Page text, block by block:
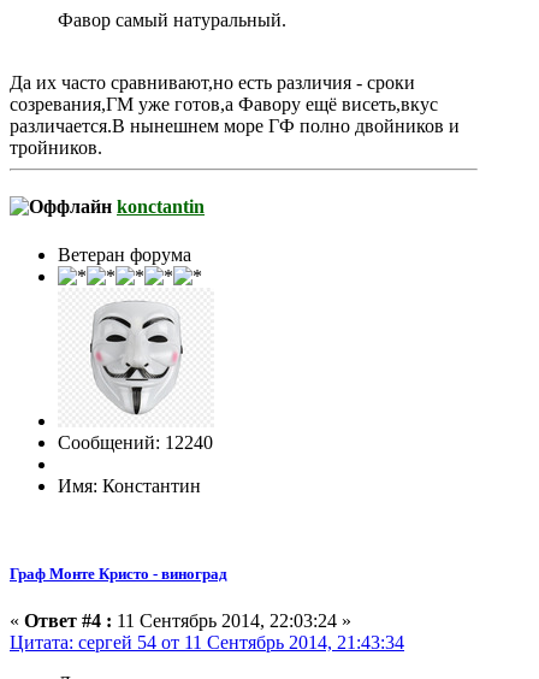
Фавор самый натуральный.
Да их часто сравнивают,но есть различия - сроки
созревания,ГМ уже готов,а Фавору ещё висеть,вкус
различается.В нынешнем море ГФ полно двойников и
тройников.
konctantin
Ветеран форума
Сообщений: 12240
Имя: Константин
Граф Монте Кристо - виноград
« Ответ #4 : 11 Сентябрь 2014, 22:03:24 »
Цитата: сергей 54 от 11 Сентябрь 2014, 21:43:34